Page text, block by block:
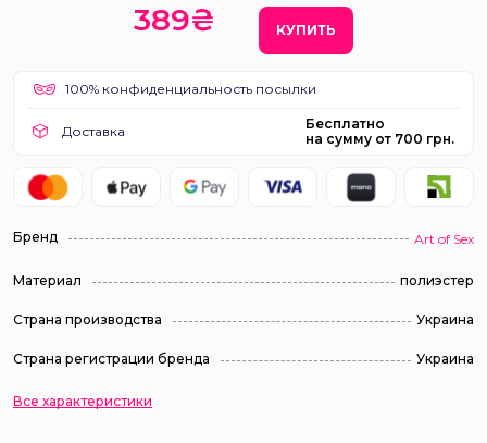
389₴ КУПИТЬ
100% конфиденциальность посылки
Доставка
Бесплатно
на сумму от 700 грн.
Бренд Art of Sex
Материал полиэстер
Страна производства Украина
Страна регистрации бренда Украина
Все характеристики